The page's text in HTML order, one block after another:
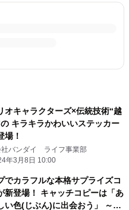
オキャラクターズ×伝統技術“越
キラキラかわいいステッカー
場！
社バンダイ ライフ事業部
年3月8日 10:00
でカラフルな本格サプライズコ
新登場！ キャッチコピーは「あ
い色(じぶん)に出会おう」 ～第